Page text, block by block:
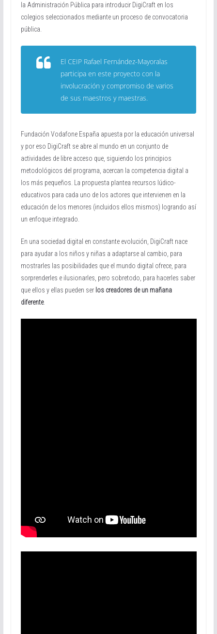
la Administración Pública para introducir DigiCraft en los
colegios seleccionados mediante un proceso de convocatoria
pública.
El CEIP Rafael Fernández-Mayoralas
participa en este proyecto con la
involucración y compromiso de varios
de sus maestros y maestras.
Fundación Vodafone España apuesta por la educación universal
y por eso DigiCraft se abre al mundo en un conjunto de
actividades de libre acceso que, siguiendo los principios
metodológicos del programa, acercan la competencia digital a
los más pequeños. La propuesta plantea recursos lúdico-
educativos para cada uno de los actores que intervienen en la
educación de los menores (incluidos ellos mismos) logrando así
un enfoque integrado.
En una sociedad digital en constante evolución, DigiCraft nace
para ayudar a los niños y niñas a adaptarse al cambio, para
mostrarles las posibilidades que el mundo digital ofrece, para
sorprenderles e ilusionarles, pero sobretodo, para hacerles saber
que ellos y ellas pueden ser los creadores de un mañana
diferente.